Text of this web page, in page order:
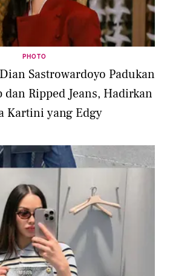
PHOTO
Sastrowardoyo Padukan
dan Ripped Jeans, Hadirkan
Kartini yang Edgy